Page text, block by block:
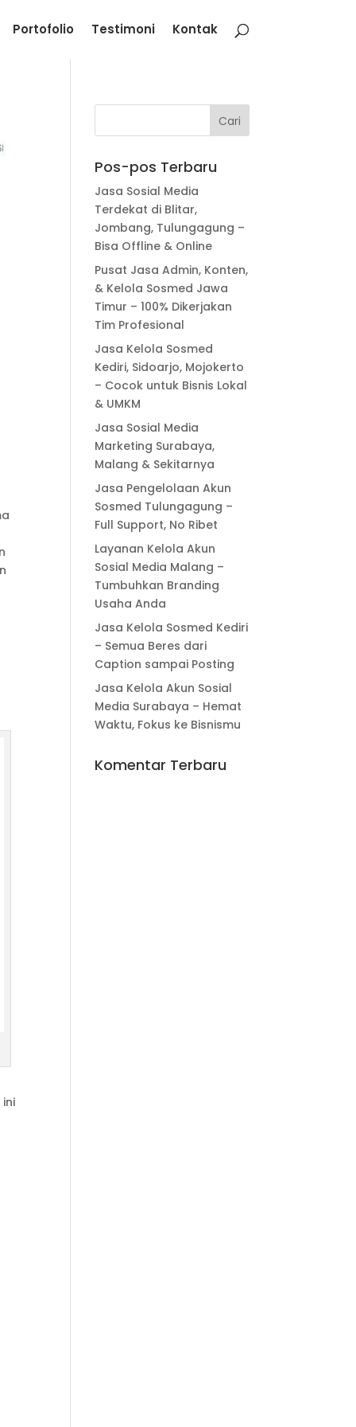
Portofolio Testimoni Kontak
Pos-pos Terbaru
Jasa Sosial Media
Terdekat di Blitar,
Jombang, Tulungagung –
Bisa Offline & Online
Pusat Jasa Admin, Konten,
& Kelola Sosmed Jawa
Timur – 100% Dikerjakan
Tim Profesional
Jasa Kelola Sosmed
Kediri, Sidoarjo, Mojokerto
– Cocok untuk Bisnis Lokal
& UMKM
Jasa Sosial Media
Marketing Surabaya,
Malang & Sekitarnya
Jasa Pengelolaan Akun
Sosmed Tulungagung –
Full Support, No Ribet
Layanan Kelola Akun
Sosial Media Malang –
Tumbuhkan Branding
Usaha Anda
Jasa Kelola Sosmed Kediri
– Semua Beres dari
Caption sampai Posting
Jasa Kelola Akun Sosial
Media Surabaya – Hemat
Waktu, Fokus ke Bisnismu
Komentar Terbaru